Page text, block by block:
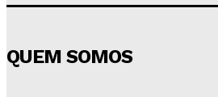
QUEM SOMOS